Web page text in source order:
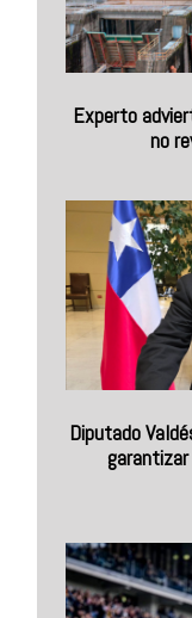
Experto
no
Diputado